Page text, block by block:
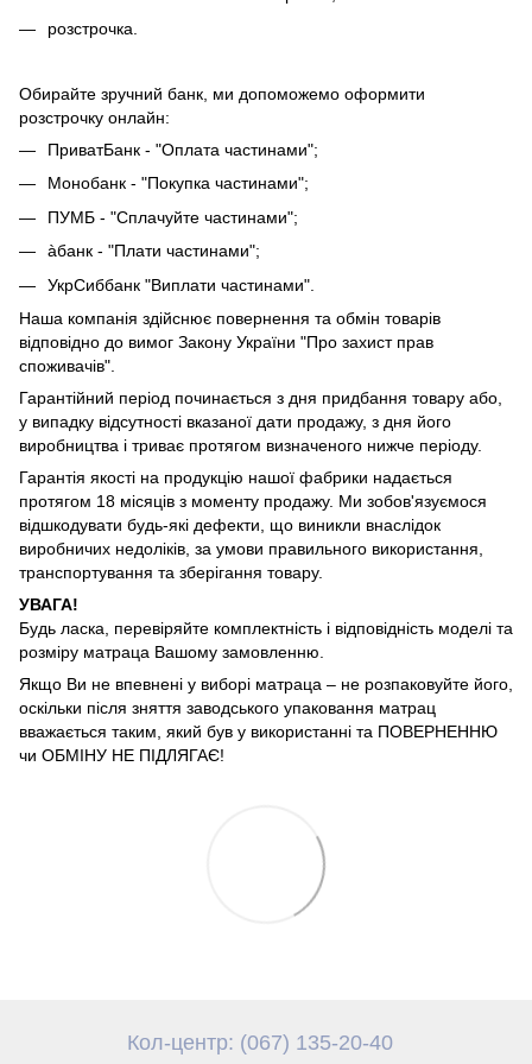
розстрочка.
Обирайте зручний банк, ми допоможемо оформити
розстрочку онлайн:
ПриватБанк - "Оплата частинами";
Монобанк - "Покупка частинами";
ПУМБ - "Сплачуйте частинами";
àбанк - "Плати частинами";
УкрСиббанк "Виплати частинами".
Наша компанія здійснює повернення та обмін товарів
відповідно до вимог Закону України "Про захист прав
споживачів".
Гарантійний період починається з дня придбання товару або,
у випадку відсутності вказаної дати продажу, з дня його
виробництва і триває протягом визначеного нижче періоду.
Гарантія якості на продукцію нашої фабрики надається
протягом 18 місяців з моменту продажу. Ми зобов'язуємося
відшкодувати будь-які дефекти, що виникли внаслідок
виробничих недоліків, за умови правильного використання,
транспортування та зберігання товару.
УВАГА!
Будь ласка, перевіряйте комплектність і відповідність моделі та
розміру матраца Вашому замовленню.
Якщо Ви не впевнені у виборі матраца – не розпаковуйте його,
оскільки після зняття заводського упаковання матрац
вважається таким, який був у використанні та ПОВЕРНЕННЮ
чи ОБМІНУ НЕ ПІДЛЯГАЄ!
Кол-центр: (067) 135-20-40